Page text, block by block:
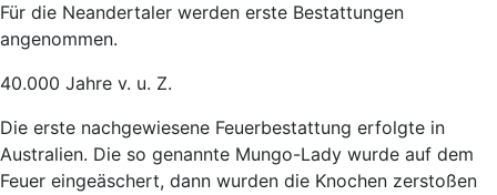
Für die Neandertaler werden erste Bestattungen
angenommen.
40.000 Jahre v. u. Z.
Die erste nachgewiesene Feuerbestattung erfolgte in
Australien. Die so genannte Mungo-Lady wurde auf dem
Feuer eingeäschert, dann wurden die Knochen zerstoßen